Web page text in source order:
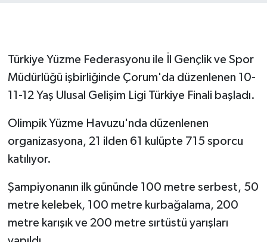
Türkiye Yüzme Federasyonu ile İl Gençlik ve Spor
Müdürlüğü işbirliğinde Çorum'da düzenlenen 10-
11-12 Yaş Ulusal Gelişim Ligi Türkiye Finali başladı.
Olimpik Yüzme Havuzu'nda düzenlenen
organizasyona, 21 ilden 61 kulüpte 715 sporcu
katılıyor.
Şampiyonanın ilk gününde 100 metre serbest, 50
metre kelebek, 100 metre kurbağalama, 200
metre karışık ve 200 metre sırtüstü yarışları